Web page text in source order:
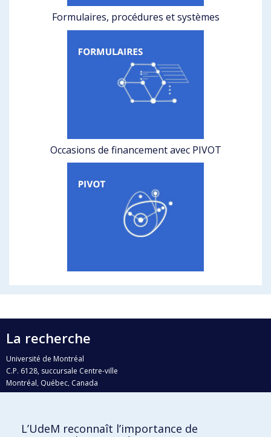
Formulaires, procédures et systèmes
Occasions de financement avec PIVOT
La recherche
Université de Montréal
C.P. 6128, succursale Centre-ville
Montréal, Québec, Canada
H3C 3J7
L’UdeM reconnaît l’importance de